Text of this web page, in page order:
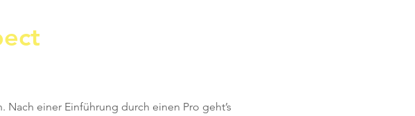
einer Einführung durch einen Pro geht’s